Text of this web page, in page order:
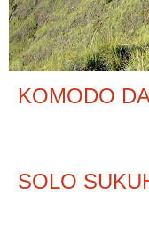
KOMODO
SOLO